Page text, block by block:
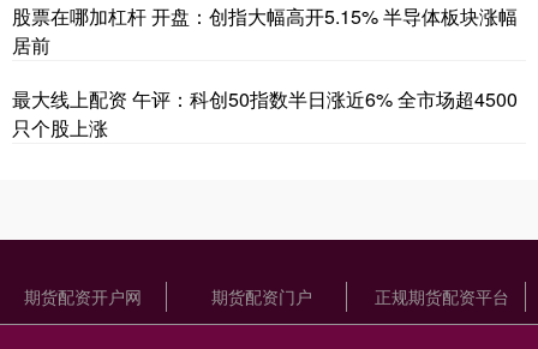
股票在哪加杠杆 开盘：创指大幅高开5.15% 半导体板块涨幅
居前
最大线上配资 午评：科创50指数半日涨近6% 全市场超4500
只个股上涨
期货配资开户网 期货配资门户 正规期货配资平台